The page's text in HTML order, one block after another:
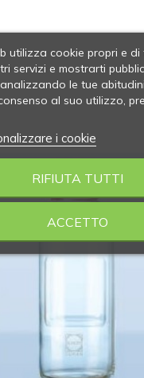
utilizza cookie propri e
servizi e mostrarti
le tue
al suo utilizzo,
i cookie
RIFIUTA TUTTI
ACCETTO